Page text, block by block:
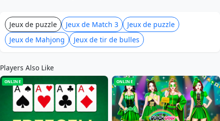
Jeux de puzzle Jeux de Match 3
Jeux de puzzle
Jeux de Mahjong
Jeux de tir de bulles
Players Also Like
ONLINE ONLINE